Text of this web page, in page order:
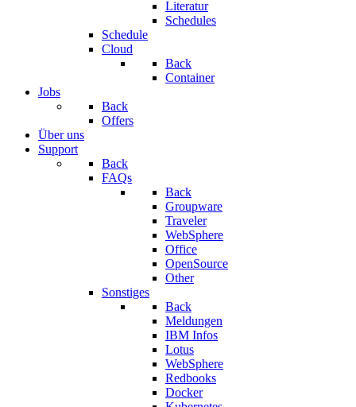
Literatur
Schedules
Schedule
Cloud
Back
Container
Jobs
Back
Offers
Über uns
Support
Back
FAQs
Back
Groupware
Traveler
WebSphere
Office
OpenSource
Other
Sonstiges
Back
Meldungen
IBM Infos
Lotus
WebSphere
Redbooks
Docker